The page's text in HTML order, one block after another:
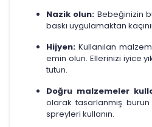
Nazik olun: Bebeğinizin
baskı uygulamaktan
Hijyen: Kullanılan
emin olun. Ellerinizi iyice
tutun.
Doğru malzemeler
olarak tasarlanmış
spreyleri kullanın.